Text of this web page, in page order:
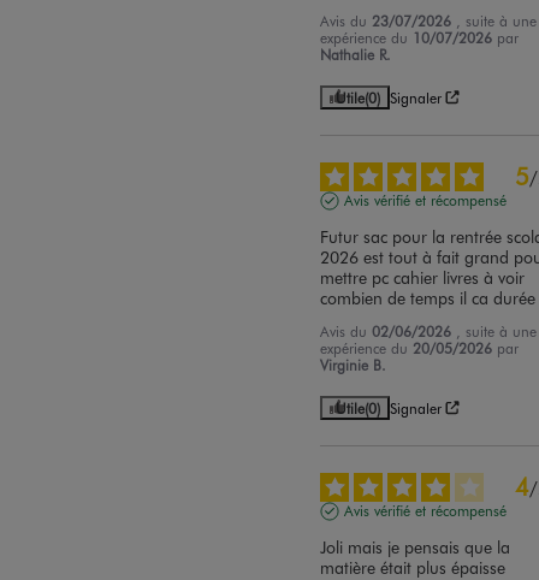
Avis du 23/07/2026
, suite à une
expérience du 10/07/2026 par
Nathalie R.
Utile(0) Signaler
5/
Avis vérifié et récompensé
Futur sac pour la rentrée
2026 est tout à fait grand
mettre pc cahier livres à voir
combien de temps il ca durée
Avis du02/06/2026
, suite à une
expérience du 20/05/2026 par
Virginie B.
Utile(0) Signaler
4/
Avis vérifié et récompensé
Joli mais je pensais que la
matière était plus épaisse